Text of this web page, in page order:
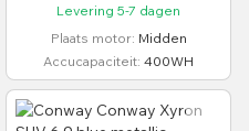
Levering 5-7 dagen
Plaats motor Midden
Accucapaciteit 400WH